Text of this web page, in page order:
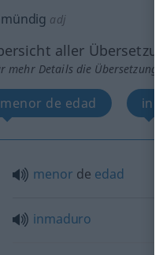
adj
aller
mehr Details die
menor de edad
menor de edad
inmaduro